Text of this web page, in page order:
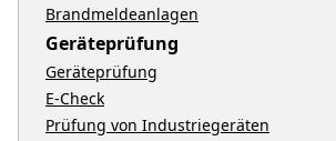
Brandmeldeanlagen
Geräteprüfung
Geräteprüfung
E-Check
Prüfung von Industriegeräten